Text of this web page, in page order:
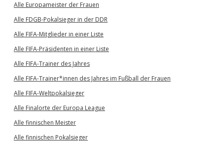
Alle Europameister der Frauen
Alle FDGB-Pokalsieger in der DDR
Alle FIFA-Mitglieder in einer Liste
Alle FIFA-Präsidenten in einer Liste
Alle FIFA-Trainer des Jahres
Alle FIFA-Trainer*innen des Jahres im Fußball der Frauen
Alle FIFA-Weltpokalsieger
Alle Finalorte der Europa League
Alle finnischen Meister
Alle finnischen Pokalsieger